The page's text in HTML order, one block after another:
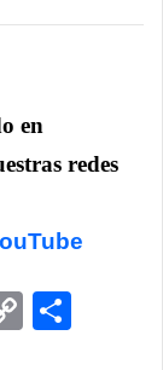
en
redes
Copy